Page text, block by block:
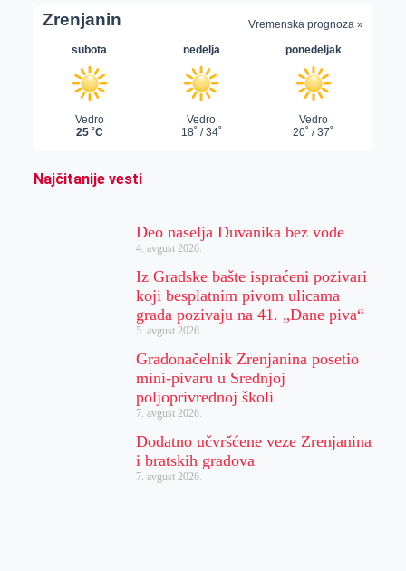
Najčitanije vesti
Deo naselja Duvanika bez vode
4. avgust 2026.
Iz Gradske bašte ispraćeni pozivari
koji besplatnim pivom ulicama
grada pozivaju na 41. „Dane piva“
5. avgust 2026.
Gradonačelnik Zrenjanina posetio
mini-pivaru u Srednjoj
poljoprivrednoj školi
7. avgust 2026.
Dodatno učvršćene veze Zrenjanina
i bratskih gradova
7. avgust 2026.